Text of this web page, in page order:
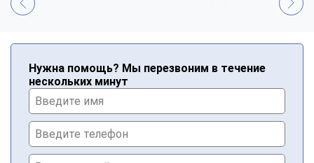
Нужна помощь? Мы перезвоним в течение
нескольких минут